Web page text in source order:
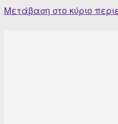
Skip
Μετάβαση στο κύριο